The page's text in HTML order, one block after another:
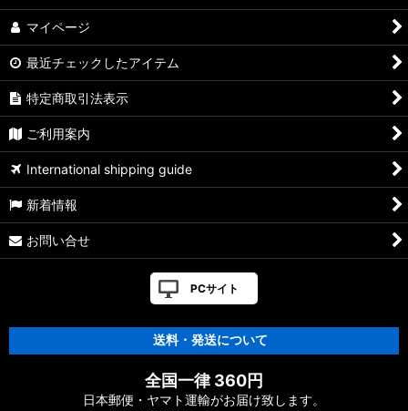
マイページ
最近チェックしたアイテム
特定商取引法表示
ご利用案内
International shipping guide
新着情報
お問い合せ
PCサイト
送料・発送について
全国一律 360円
日本郵便・ヤマト運輸がお届け致します。